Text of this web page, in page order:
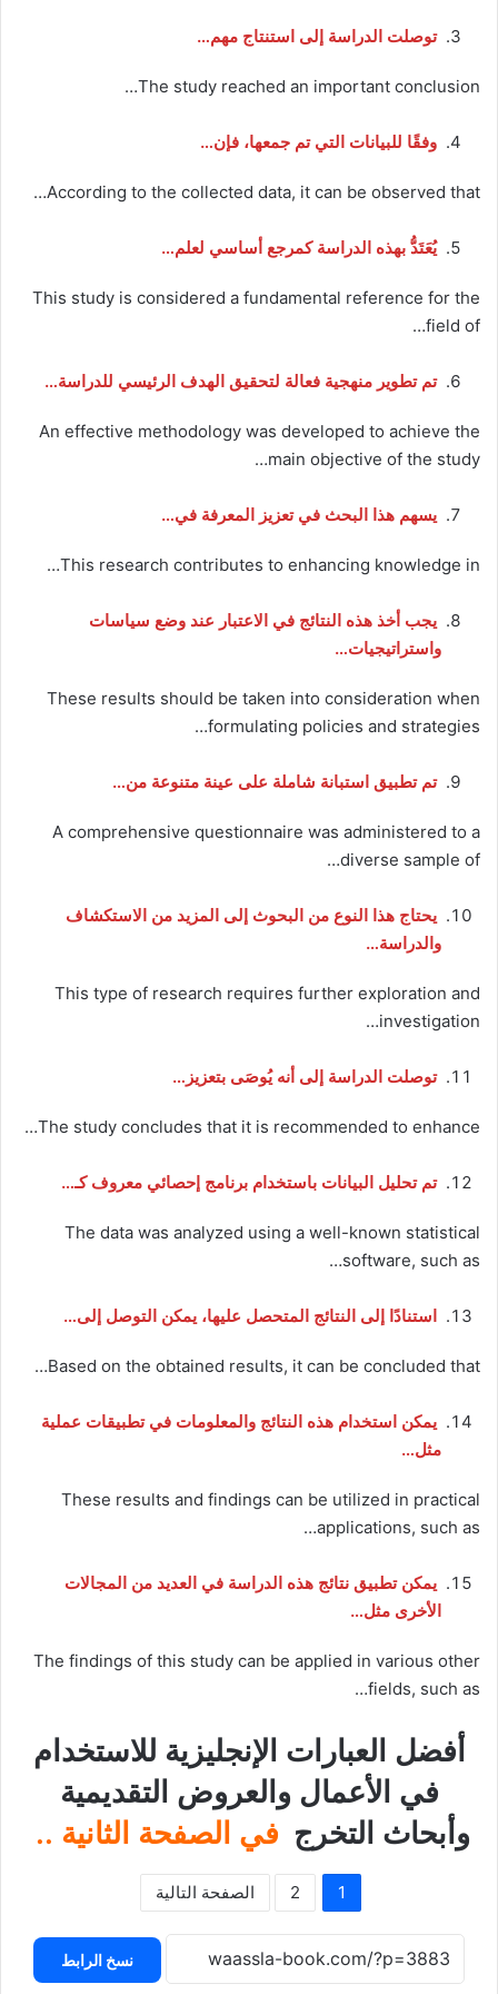
توصلت الدراسة إلى استنتاج مهم…
The study reached an important conclusion…
وفقًا للبيانات التي تم جمعها، فإن…
According to the collected data, it can be observed that…
يُعَتَدُّ بهذه الدراسة كمرجع أساسي لعلم…
This study is considered a fundamental reference for the
field of…
تم تطوير منهجية فعالة لتحقيق الهدف الرئيسي للدراسة…
An effective methodology was developed to achieve the
main objective of the study…
يسهم هذا البحث في تعزيز المعرفة في…
This research contributes to enhancing knowledge in…
يجب أخذ هذه النتائج في الاعتبار عند وضع سياسات
واستراتيجيات…
These results should be taken into consideration when
formulating policies and strategies…
تم تطبيق استبانة شاملة على عينة متنوعة من…
A comprehensive questionnaire was administered to a
diverse sample of…
يحتاج هذا النوع من البحوث إلى المزيد من الاستكشاف
والدراسة…
This type of research requires further exploration and
investigation…
توصلت الدراسة إلى أنه يُوصَى بتعزيز…
The study concludes that it is recommended to enhance…
تم تحليل البيانات باستخدام برنامج إحصائي معروف كـ…
The data was analyzed using a well-known statistical
software, such as…
استنادًا إلى النتائج المتحصل عليها، يمكن التوصل إلى…
Based on the obtained results, it can be concluded that…
يمكن استخدام هذه النتائج والمعلومات في تطبيقات عملية
مثل…
These results and findings can be utilized in practical
applications, such as…
يمكن تطبيق نتائج هذه الدراسة في العديد من المجالات
الأخرى مثل…
The findings of this study can be applied in various other
fields, such as…
أفضل العبارات الإنجليزية للاستخدام
في الأعمال والعروض التقديمية
وأبحاث التخرج في الصفحة الثانية ..
1
2 الصفحة التالية
نسخ الرابط